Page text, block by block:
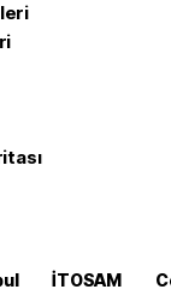
İTOSAM